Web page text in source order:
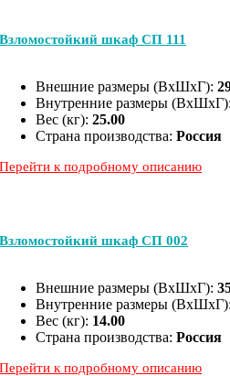
Взломостойкий шкаф СП 111
Внешние размеры (ВхШхГ):
Внутренние размеры
Вес (кг): 25.00
Страна производства: Россия
Перейти к подробному описанию
Взломостойкий шкаф СП 002
Внешние размеры (ВхШхГ):
Внутренние размеры
Вес (кг): 14.00
Страна производства: Россия
Перейти к подробному описанию